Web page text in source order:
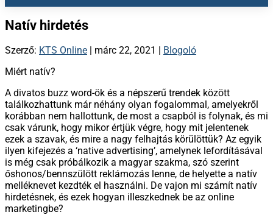
Natív hirdetés
Szerző: KTS Online | márc 22, 2021 | Blogoló
Miért natív?
A divatos buzz word-ök és a népszerű trendek között
találkozhattunk már néhány olyan fogalommal, amelyekről
korábban nem hallottunk, de most a csapból is folynak, és mi
csak várunk, hogy mikor értjük végre, hogy mit jelentenek
ezek a szavak, és mire a nagy felhajtás körülöttük? Az egyik
ilyen kifejezés a ‘native advertising’, amelynek lefordításával
is még csak próbálkozik a magyar szakma, szó szerint
őshonos/bennszülött reklámozás lenne, de helyette a natív
melléknevet kezdték el használni. De vajon mi számít natív
hirdetésnek, és ezek hogyan illeszkednek be az online
marketingbe?